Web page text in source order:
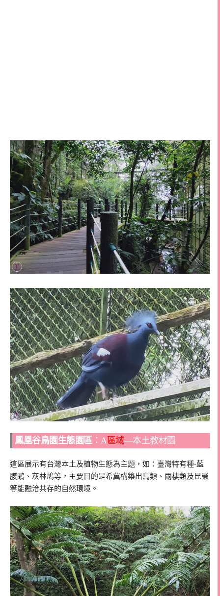
鳳凰谷鳥園生態園區 ：A區域—本土教材園
這區展示有台灣本土及植物生態為主題，如：臺灣特有種-藍
腹鷴、灰林鳩等，主要目的是希冀構築出鳥類、兩棲類及昆蟲
等能融洽共存的自然環境。